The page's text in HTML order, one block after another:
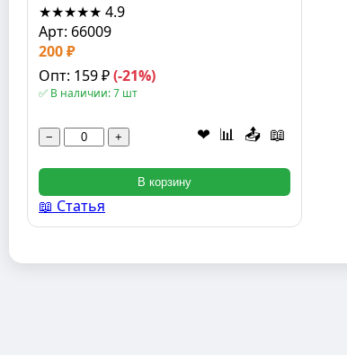
★★★★★ 4.9
Арт: 66009
200 ₽
Опт: 159 ₽(-21%)
✅ В наличии: 7 шт
− + ❤ 📊 📤 📖
В корзину
📖 Статья